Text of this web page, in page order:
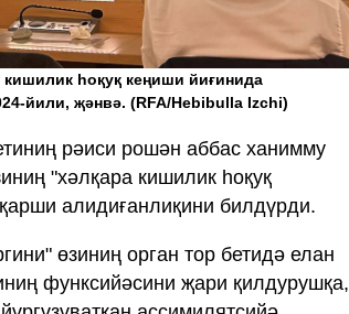
һоқуқ кеңиши йиғинида
йили, җәнвә. (RFA/Hebibulla Izchi)
рәиси рошән аббас ханимму
"хәлқара кишилик һоқуқ
алидиғанлиқини билдүрди.
өзиниң орган тор бетидә елан
функсийәсини җари қилдурушқа,